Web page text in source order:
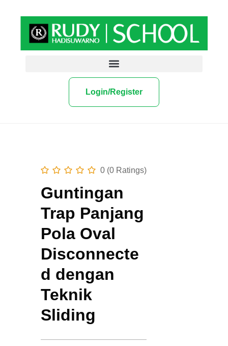
Login/Register
0 (0 Ratings)
Guntingan
Trap Panjang
Pola Oval
Disconnecte
d dengan
Teknik
Sliding